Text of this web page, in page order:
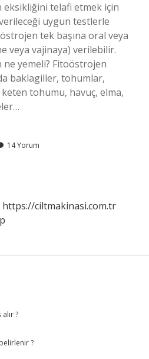
telafi etmek için
uygun testlerle
tek başına oral veya
veya vajinaya) verilebilir.
yemeli? Fitoöstrojen
baklagiller, tohumlar,
tohumu, havuç, elma,
14 Yorum
https://ciltmakinasi.com.tr
?
?